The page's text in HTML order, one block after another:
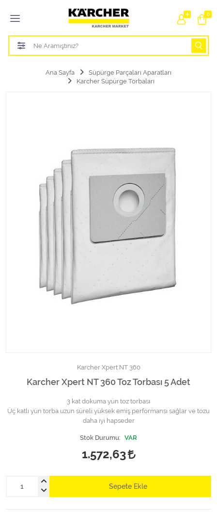
0
Tüm Kategoriler
Bahçe Sulama Ürünleri
Buharlı Temizlik Aparatları
Cam Silme Makine Parçaları
Halı Yıkama Makine Parçaları
Zemin Temizlik Makine Parçaları
Tüm Kategorileri Gör
Ana Sayfa
Süpürge Parçaları Aparatları
Karcher Süpürge Torbaları
Karcher Xpert NT 360
Karcher Xpert NT 360 Toz Torbası 5 Adet
3 kat dokuma yün toz torbası
Üç katlı yün torba uzun süreli yüksek emiş performansı sağlar ve tozu
daha iyi hapseder
Stok Durumu: VAR
1.572,63
Sepete Ekle